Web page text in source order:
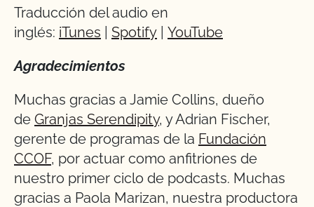
Traducción del audio en
inglés: iTunes Spotify
YouTube
Agradecimientos
Muchas gracias a Jamie Collins, dueño
de Granjas Serendipity, y Adrian Fischer,
gerente de programas de la Fundación
CCOF, por actuar como anfitriones de
nuestro primer ciclo de podcasts. Muchas
gracias a Paola Marizan, nuestra productora